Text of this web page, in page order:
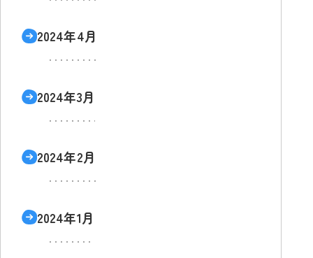
2024年4月
2024年3月
2024年2月
2024年1月